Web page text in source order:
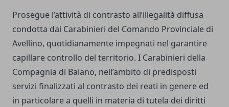
Prosegue l’attività di contrasto all’illegalità diffusa
condotta dai Carabinieri del Comando Provinciale di
Avellino, quotidianamente impegnati nel garantire
capillare controllo del territorio. I Carabinieri della
Compagnia di Baiano, nell’ambito di predisposti
servizi finalizzati al contrasto dei reati in genere ed
in particolare a quelli in materia di tutela dei diritti